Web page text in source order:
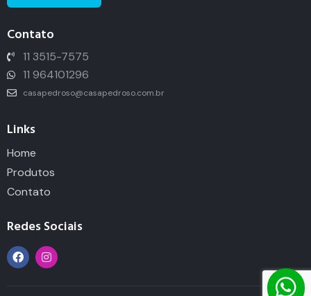
Contato
11 3515-7575
11 964101296
casapedroso@casapedroso.com.br
Links
Home
Produtos
Contato
Redes Sociais